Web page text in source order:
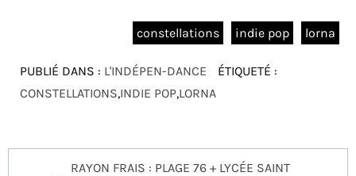
constellations indie pop lorna
PUBLIÉ DANS : L'INDÉPEN-DANCE
ÉTIQUETÉ :
CONSTELLATIONS,INDIE POP,LORNA
Navigation
RAYON FRAIS : PLAGE 76 + LYCÉE SAINT